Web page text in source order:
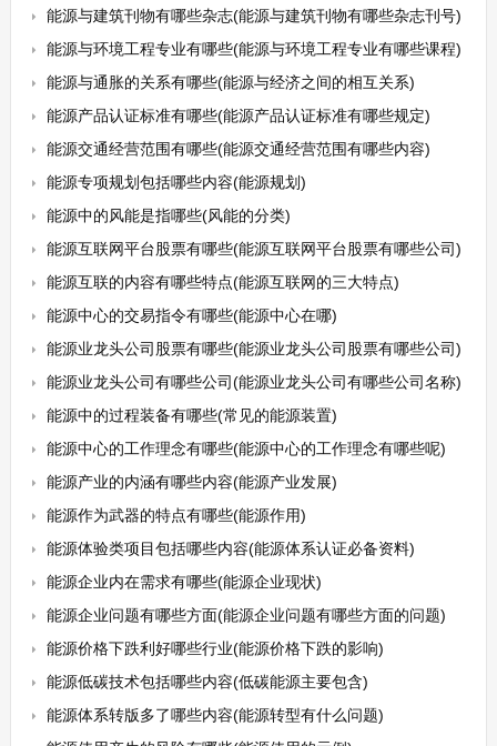
能源与建筑刊物有哪些杂志(能源与建筑刊物有哪些杂志刊号)
能源与环境工程专业有哪些(能源与环境工程专业有哪些课程)
能源与通胀的关系有哪些(能源与经济之间的相互关系)
能源产品认证标准有哪些(能源产品认证标准有哪些规定)
能源交通经营范围有哪些(能源交通经营范围有哪些内容)
能源专项规划包括哪些内容(能源规划)
能源中的风能是指哪些(风能的分类)
能源互联网平台股票有哪些(能源互联网平台股票有哪些公司)
能源互联的内容有哪些特点(能源互联网的三大特点)
能源中心的交易指令有哪些(能源中心在哪)
能源业龙头公司股票有哪些(能源业龙头公司股票有哪些公司)
能源业龙头公司有哪些公司(能源业龙头公司有哪些公司名称)
能源中的过程装备有哪些(常见的能源装置)
能源中心的工作理念有哪些(能源中心的工作理念有哪些呢)
能源产业的内涵有哪些内容(能源产业发展)
能源作为武器的特点有哪些(能源作用)
能源体验类项目包括哪些内容(能源体系认证必备资料)
能源企业内在需求有哪些(能源企业现状)
能源企业问题有哪些方面(能源企业问题有哪些方面的问题)
能源价格下跌利好哪些行业(能源价格下跌的影响)
能源低碳技术包括哪些内容(低碳能源主要包含)
能源体系转版多了哪些内容(能源转型有什么问题)